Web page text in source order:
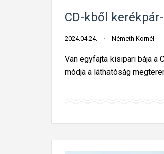
CD-kből
2024.04.24. Németh Kornél
Van egyfajta kisipari bája a
módja a láthatóság